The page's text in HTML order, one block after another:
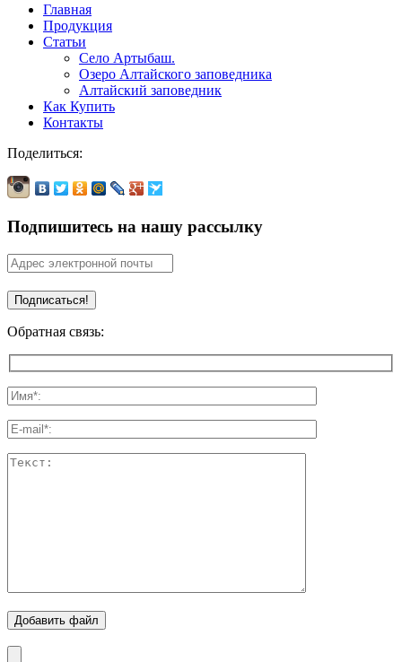
Главная
Продукция
Статьи
Село Артыбаш.
Озеро Алтайского заповедника
Алтайский заповедник
Как Купить
Контакты
Поделиться:
Подпишитесь на нашу рассылку
Обратная связь:
Добавить файл